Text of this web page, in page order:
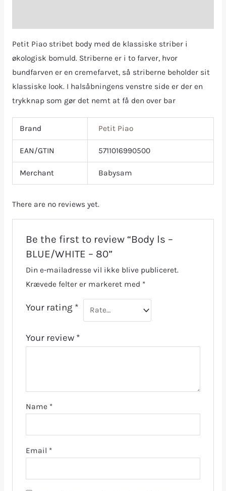
Petit Piao stribet body med de klassiske striber i
økologisk bomuld. Striberne er i to farver, hvor
bundfarven er en cremefarvet, så striberne beholder sit
klassiske look. I halsåbningens venstre side er der en
trykknap som gør det nemt at få den over bar
Brand Petit Piao
EAN/GTIN 5711016990500
Merchant Babysam
There are no reviews yet.
Be the first to review “Body ls –
BLUE/WHITE – 80”
Din e-mailadresse vil ikke blive publiceret.
Krævede felter er markeret med *
Your rating *
Your review *
Name *
Email *